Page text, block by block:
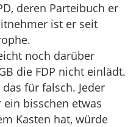
deren Parteibuch er
ist er seit
noch darüber
die FDP nicht einlädt.
für falsch. Jeder
ein bisschen etwas
Kasten hat, würde